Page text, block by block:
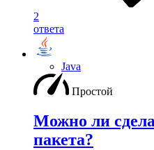
2
ответа
Java
Простой
Можно ли
пакета?